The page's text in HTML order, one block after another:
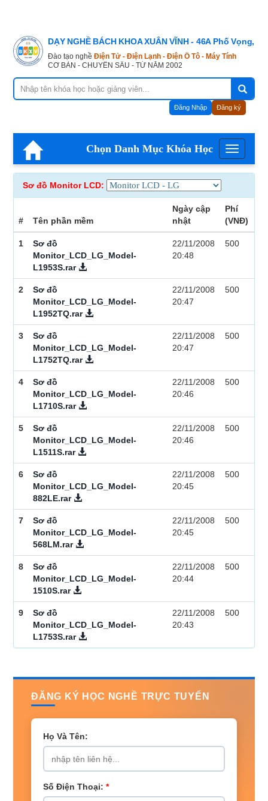
DẠY NGHỀ BÁCH KHOA XUÂN VĨNH - 46A Phố Vọng,
Đào tạo nghề Điện Tử - Điện Lạnh - Điện Ô Tô - Máy Tính
CƠ BẢN - CHUYÊN SÂU - TỪ NĂM 2002
Đăng Nhập Đăng ký
Menu
Chọn Danh Mục Khóa Học
Sơ đồ Monitor LCD:
# Tên phần mềm
Ngày cập
nhật
Phí
(VNĐ)
1
Sơ đồ
Monitor_LCD_LG_Model-
L1953S.rar
22/11/2008
20:48
500
2
Sơ đồ
Monitor_LCD_LG_Model-
L1952TQ.rar
22/11/2008
20:47
500
3
Sơ đồ
Monitor_LCD_LG_Model-
L1752TQ.rar
22/11/2008
20:47
500
4
Sơ đồ
Monitor_LCD_LG_Model-
L1710S.rar
22/11/2008
20:46
500
5
Sơ đồ
Monitor_LCD_LG_Model-
L1511S.rar
22/11/2008
20:46
500
6
Sơ đồ
Monitor_LCD_LG_Model-
882LE.rar
22/11/2008
20:45
500
7
Sơ đồ
Monitor_LCD_LG_Model-
568LM.rar
22/11/2008
20:45
500
8
Sơ đồ
Monitor_LCD_LG_Model-
1510S.rar
22/11/2008
20:44
500
9
Sơ đồ
Monitor_LCD_LG_Model-
L1753S.rar
22/11/2008
20:43
500
ĐĂNG KÝ HỌC NGHỀ TRỰC TUYẾN
Họ Và Tên:
Số Điện Thoại: *